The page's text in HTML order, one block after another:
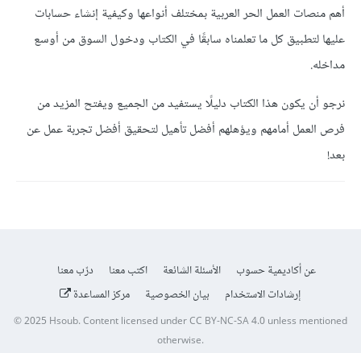
أهم منصات العمل الحر العربية بمختلف أنواعها وكيفية إنشاء حسابات
عليها لتطبيق كل ما تعلمناه سابقًا في الكتاب ودخول السوق من أوسع
مداخله.
نرجو أن يكون هذا الكتاب دليلًا يستفيد من الجميع ويفتح المزيد من
فرص العمل أمامهم ويؤهلهم أفضل تأهيل لتحقيق أفضل تجربة عمل عن
بعد!
عن أكاديمية حسوب الأسئلة الشائعة اكتب معنا
درّب معنا
إرشادات الاستخدام
بيان الخصوصية مركز المساعدة
© 2025 Hsoub.Content licensed underCC BY-NC-SA 4.0unless mentioned
otherwise.